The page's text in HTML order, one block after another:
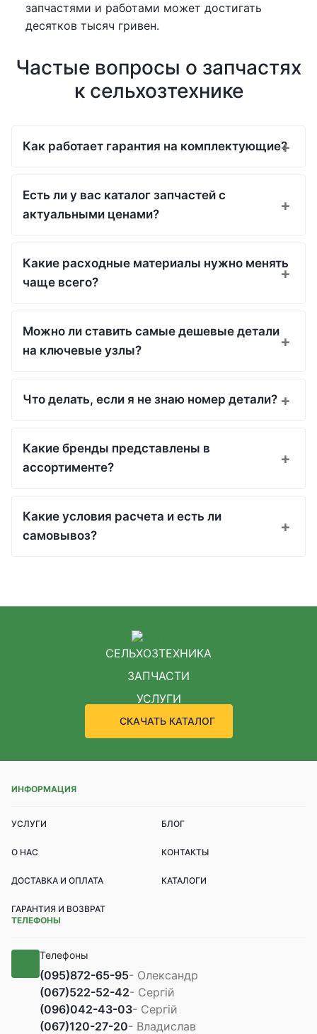
запчастями и работами может достигать
десятков тысяч гривен.
Частые вопросы о запчастях
к сельхозтехнике
Как работает гарантия на комплектующие?
Есть ли у вас каталог запчастей с
актуальными ценами?
Какие расходные материалы нужно менять
чаще всего?
Можно ли ставить самые дешевые детали
на ключевые узлы?
Что делать, если я не знаю номер детали?
Какие бренды представлены в
ассортименте?
Какие условия расчета и есть ли
самовывоз?
СЕЛЬХОЗТЕХНИКА
ЗАПЧАСТИ
УСЛУГИ
СКАЧАТЬ КАТАЛОГ
ИНФОРМАЦИЯ
УСЛУГИ БЛОГ
О НАС КОНТАКТЫ
ДОСТАВКА И ОПЛАТА КАТАЛОГИ
ГАРАНТИЯ И ВОЗВРАТ
ТЕЛЕФОНЫ
Телефоны
(095)872-65-95- Олександр
(067)522-52-42- Сергій
(096)042-43-03- Сергій
(067)120-27-20- Владислав